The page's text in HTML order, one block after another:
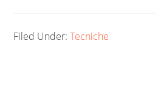
Filed Under:Tecniche